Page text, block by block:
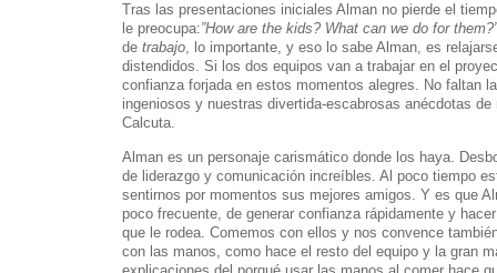
Tras las presentaciones iniciales Alman no pierde el
le preocupa:”How are the kids? What can we do for them?”
de trabajo, lo importante, y eso lo sabe Alman, es
distendidos. Si los dos equipos van a trabajar en el
confianza forjada en estos momentos alegres. No faltan
ingeniosos y nuestras divertida-escabrosas anécdotas
Calcuta.
Alman es un personaje carismático donde los haya.
de liderazgo y comunicación increíbles. Al poco tiempo
sentirnos por momentos sus mejores amigos. Y es que
poco frecuente, de generar confianza rápidamente y
que le rodea. Comemos con ellos y nos convence
con las manos, como hace el resto del equipo y la gran